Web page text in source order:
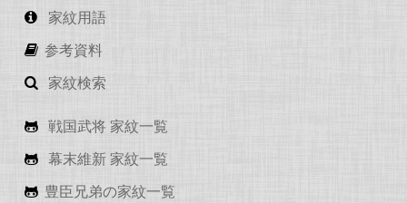
家紋用語
参考資料
家紋検索
戦国武将 家紋一覧
幕末維新 家紋一覧
豊臣兄弟の家紋一覧